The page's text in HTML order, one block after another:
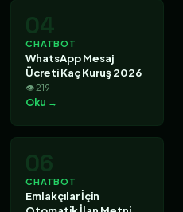
04
CHATBOT
WhatsApp Mesaj
Ücreti Kaç Kuruş 2026
👁 219
Oku →
06
CHATBOT
Emlakçılar İçin